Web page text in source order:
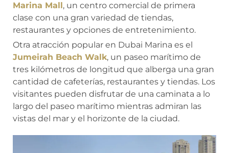
Marina Mall, un centro comercial de primera
clase con una gran variedad de tiendas,
restaurantes y opciones de entretenimiento.
Otra atracción popular en Dubai Marina es el
Jumeirah Beach Walk, un paseo marítimo de
tres kilómetros de longitud que alberga una gran
cantidad de cafeterías, restaurantes y tiendas. Los
visitantes pueden disfrutar de una caminata a lo
largo del paseo marítimo mientras admiran las
vistas del mar y el horizonte de la ciudad.